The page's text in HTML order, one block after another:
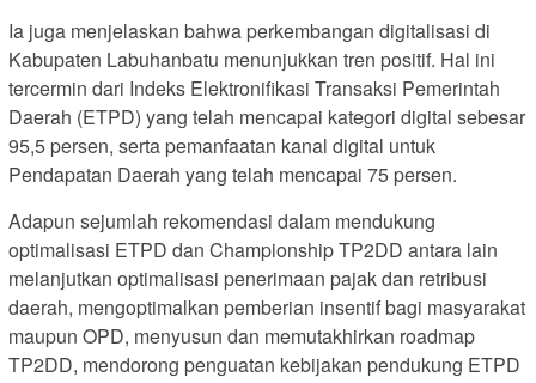
Ia juga menjelaskan bahwa perkembangan digitalisasi di
Kabupaten Labuhanbatu menunjukkan tren positif. Hal ini
tercermin dari Indeks Elektronifikasi Transaksi Pemerintah
Daerah (ETPD) yang telah mencapai kategori digital sebesar
95,5 persen, serta pemanfaatan kanal digital untuk
Pendapatan Daerah yang telah mencapai 75 persen.
Adapun sejumlah rekomendasi dalam mendukung
optimalisasi ETPD dan Championship TP2DD antara lain
melanjutkan optimalisasi penerimaan pajak dan retribusi
daerah, mengoptimalkan pemberian insentif bagi masyarakat
maupun OPD, menyusun dan memutakhirkan roadmap
TP2DD, mendorong penguatan kebijakan pendukung ETPD